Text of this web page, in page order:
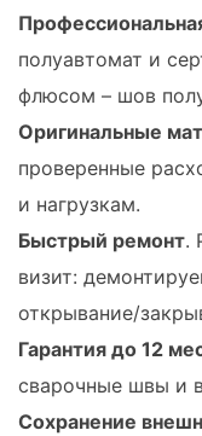
полуавтомат и
флюсом – шов
Оригинальные
проверенные
и нагрузкам.
Быстрый ремонт.
визит:
открывание/
Гарантия до 12
сварочные швы и
Сохранение